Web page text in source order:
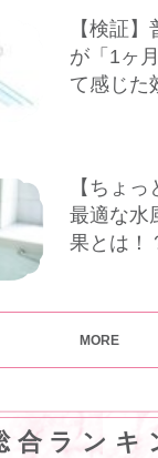
【検証
が「1ヶ
て感じた
【ちょ
最適な水
果とは！
MORE
合ランキ